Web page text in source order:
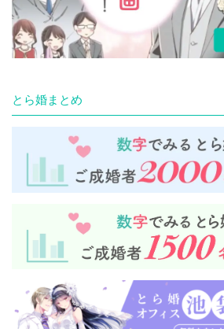
とら婚まとめ